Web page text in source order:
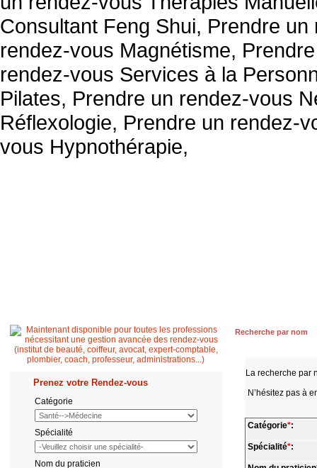
Prenez votre Rendez-vous
Catégorie
Spécialité
Nom du praticien
Recherche par nom
La recherche par
N’hésitez pas à
Catégorie*:
Spécialité*: